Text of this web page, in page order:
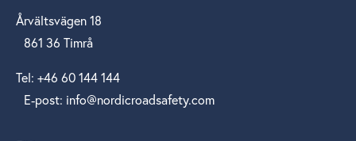
Årvältsvägen 18
861 36 Timrå
Tel: +46 60 144 144
E‑post: info@nordicroadsafety.com